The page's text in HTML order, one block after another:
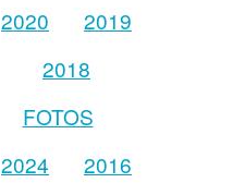
2020
2019
2018
FOTOS
2024
2016